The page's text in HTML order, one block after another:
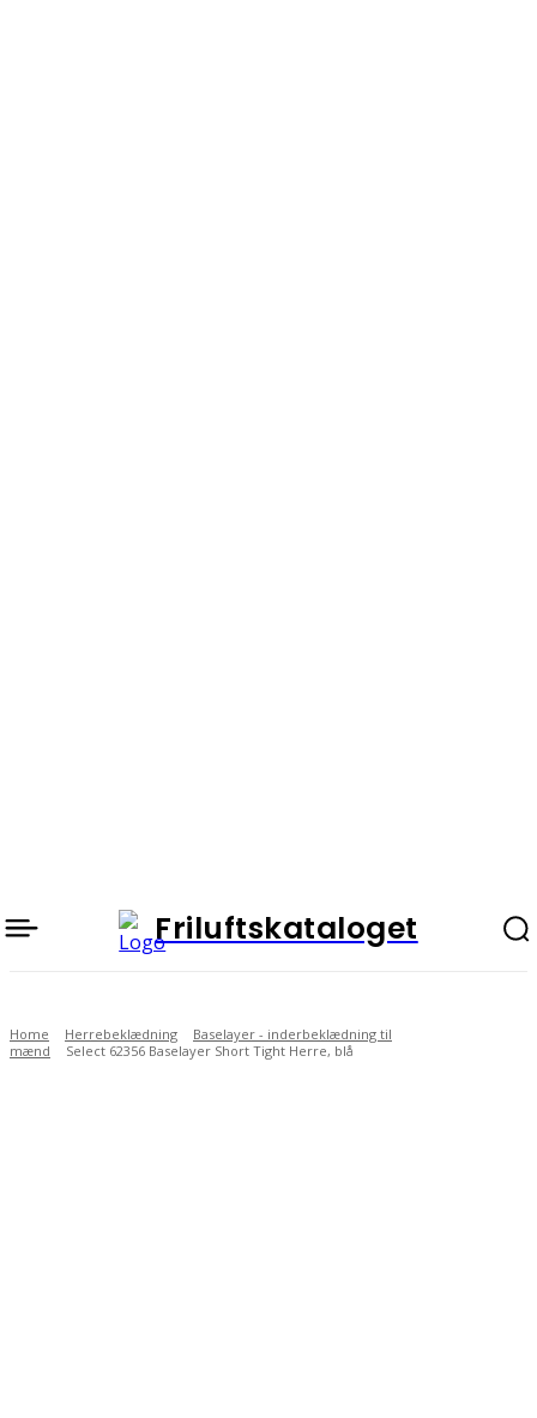
Friluftskataloget
Home Herrebeklædning
Baselayer - inderbeklædning til
mænd
Select 62356 Baselayer Short Tight Herre, blå